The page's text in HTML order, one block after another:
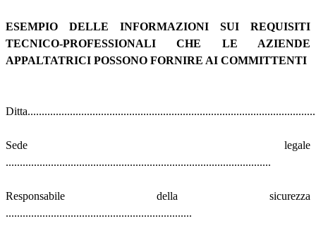
ESEMPIO DELLE INFORMAZIONI SUI REQUISITI
TECNICO-PROFESSIONALI CHE LE AZIENDE
APPALTATRICI POSSONO FORNIRE AI COMMITTENTI
Sede legale
..............................................................................................
Responsabile della sicurezza
..................................................................